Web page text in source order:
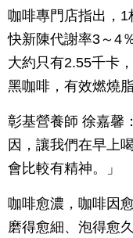
咖啡專門店指出，
快新陳代謝率3～4
大約只有2.55千卡
黑咖啡，有效燃燒
彰基營養師 徐嘉馨
因，讓我們在早上
會比較有精神。」
咖啡愈濃，咖啡因
磨得愈細、泡得愈